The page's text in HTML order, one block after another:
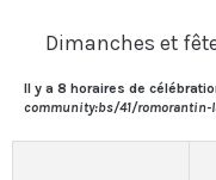
Dimanches et
Il y a 8 horaires de
community:bs/41/romorantin-